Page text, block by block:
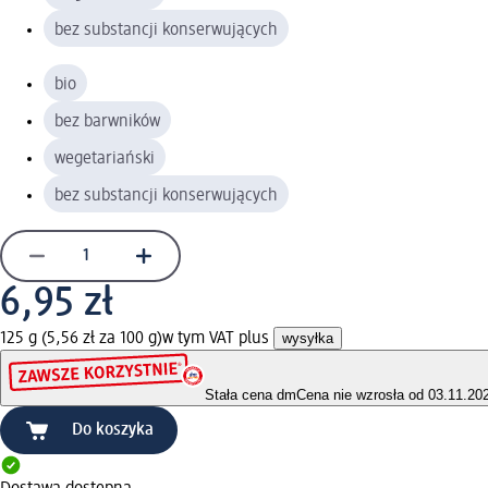
bez substancji konserwujących
bio
bez barwników
wegetariański
bez substancji konserwujących
6,95 zł
125 g (5,56 zł za 100 g)w tym VAT plus wysyłka
Stała cena dmCena nie wzrosła od
Do koszyka